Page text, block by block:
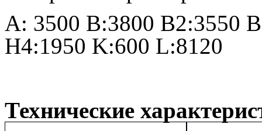
A: 3500 B:3800 B2:3550 B
H4:1950 K:600 L:8120
Технические